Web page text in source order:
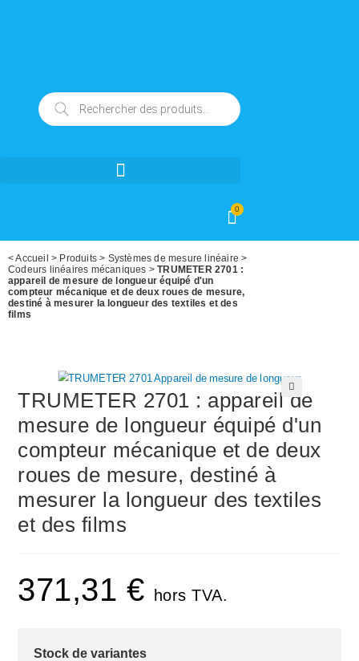
0
<Accueil > Produits > Systèmes de mesure linéaire >
Codeurs linéaires mécaniques >TRUMETER 2701 :
appareil de mesure de longueur équipé d'un
compteur mécanique et de deux roues de mesure,
destiné à mesurer la longueur des textiles et des
films
🔍
TRUMETER 2701 : appareil de
mesure de longueur équipé d'un
compteur mécanique et de deux
roues de mesure, destiné à
mesurer la longueur des textiles
et des films
371,31 € hors TVA.
Stock de variantes